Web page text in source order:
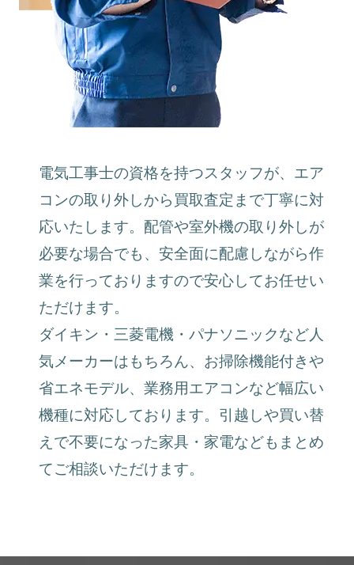
電気工事士の資格を持つスタッフが、エア
コンの取り外しから買取査定まで丁寧に対
応いたします。配管や室外機の取り外しが
必要な場合でも、安全面に配慮しながら作
業を行っておりますので安心してお任せい
ただけます。
ダイキン・三菱電機・パナソニックなど人
気メーカーはもちろん、お掃除機能付きや
省エネモデル、業務用エアコンなど幅広い
機種に対応しております。引越しや買い替
えで不要になった家具・家電などもまとめ
てご相談いただけます。